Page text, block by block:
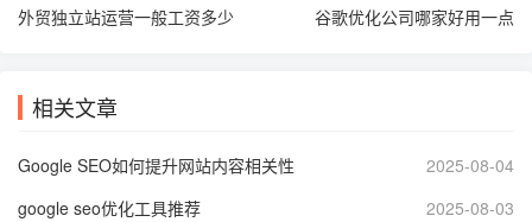
外贸独立站运营一般工资多少
谷歌优化公司哪家好用一点
相关文章
Google SEO如何提升网站内容相关性
2025-08-04
google seo优化工具推荐
2025-08-03